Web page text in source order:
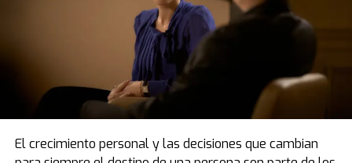
El crecimiento personal y las decisiones que cambian